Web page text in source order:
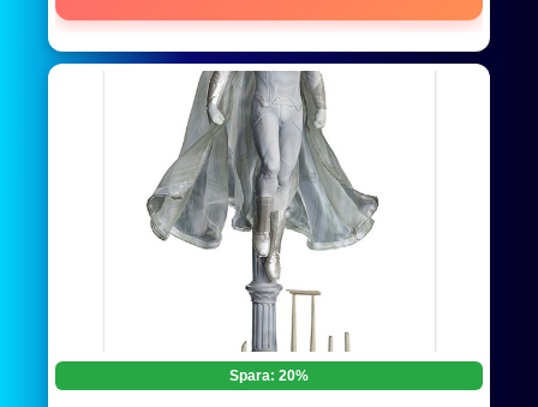
Spara: 20%